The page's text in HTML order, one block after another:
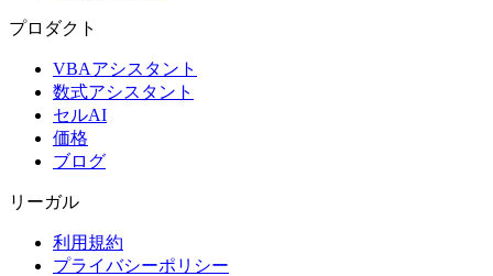
プロダクト
VBAアシスタント
数式アシスタント
セルAI
価格
ブログ
リーガル
利用規約
プライバシーポリシー